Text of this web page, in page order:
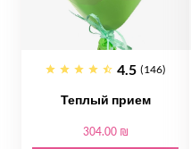
4.5 (146)
Теплый прием
304.00 ₪